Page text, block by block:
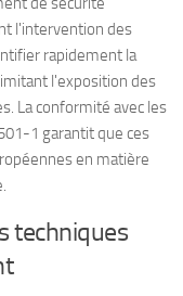
l'intervention des
rapidement la
l'exposition des
La conformité avec les
1 garantit que ces
en matière
techniques